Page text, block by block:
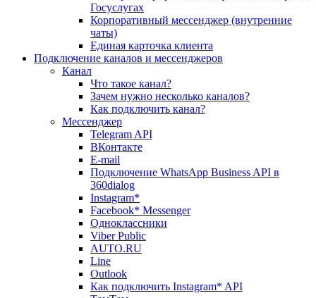
Госуслугах
Корпоративный мессенджер (внутренние
чаты)
Единая карточка клиента
Подключение каналов и мессенджеров
Канал
Что такое канал?
Зачем нужно несколько каналов?
Как подключить канал?
Мессенджер
Telegram API
ВКонтакте
E-mail
Подключение WhatsApp Business API в
360dialog
Instagram*
Facebook* Messenger
Одноклассники
Viber Public
AUTO.RU
Line
Outlook
Как подключить Instagram* API